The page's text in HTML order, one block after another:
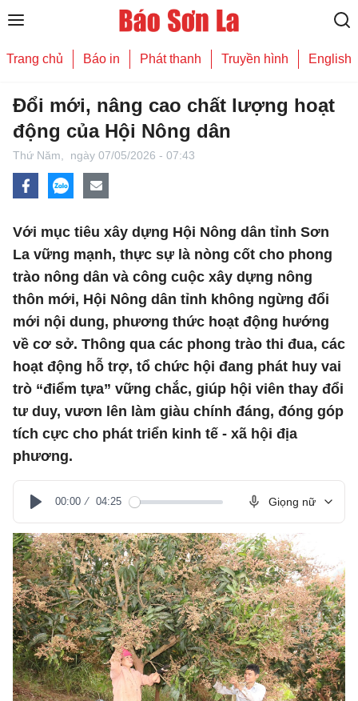
Trang chủ Báo in Phát thanh Truyền hình English
Đổi mới, nâng cao chất lượng hoạt
động của Hội Nông dân
Thứ Năm, ngày 07/05/2026 - 07:43
Với mục tiêu xây dựng Hội Nông dân tỉnh Sơn
La vững mạnh, thực sự là nòng cốt cho phong
trào nông dân và công cuộc xây dựng nông
thôn mới, Hội Nông dân tỉnh không ngừng đổi
mới nội dung, phương thức hoạt động hướng
về cơ sở. Thông qua các phong trào thi đua, các
hoạt động hỗ trợ, tổ chức hội đang phát huy vai
trò “điểm tựa” vững chắc, giúp hội viên thay đổi
tư duy, vươn lên làm giàu chính đáng, đóng góp
tích cực cho phát triển kinh tế - xã hội địa
phương.
Play
00:00 04:25 Giọng nữ